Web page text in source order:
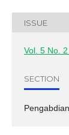
ISSUE
Vol. 5 No.
SECTION